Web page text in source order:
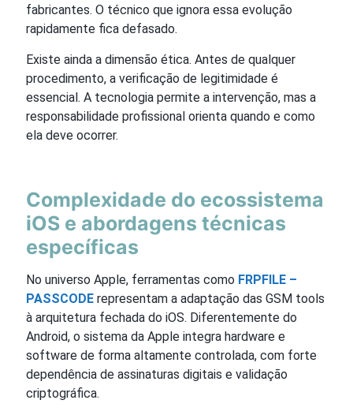
fabricantes. O técnico que ignora essa evolução
rapidamente fica defasado.
Existe ainda a dimensão ética. Antes de qualquer
procedimento, a verificação de legitimidade é
essencial. A tecnologia permite a intervenção, mas a
responsabilidade profissional orienta quando e como
ela deve ocorrer.
Complexidade do ecossistema
iOS e abordagens técnicas
específicas
No universo Apple, ferramentas como FRPFILE –
PASSCODE representam a adaptação das GSM tools
à arquitetura fechada do iOS. Diferentemente do
Android, o sistema da Apple integra hardware e
software de forma altamente controlada, com forte
dependência de assinaturas digitais e validação
criptográfica.